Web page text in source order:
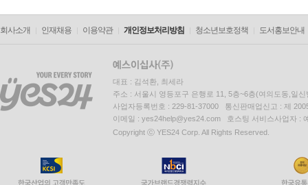
회사소개 인재채용 이용약관 개인정보처리방침 청소년보호정책 도서홍보안내
대표 : 김석환, 최세라
주소 : 서울시 영등포구 은행로 11, 5층~6층(여의도동,일신
사업자등록번호 : 229-81-37000 통신판매업신고 : 제
이메일 : yes24help@yes24.com 호스팅 서비스사업자 :
Copyright ⓒ YES24 Corp. All Rights Reserved.